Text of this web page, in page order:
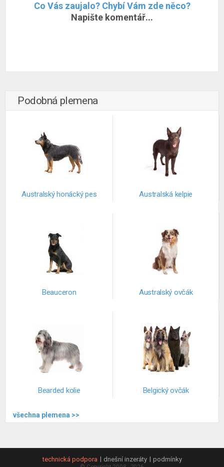
Co Vás zaujalo? Chybí Vám zde něco?
Napište komentář...
Podobná plemena
Australský honácký pes Australská kelpie
Beauceron Australský ovčák
Bearded kolie Belgický ovčák
všechna plemena >>
technická podpora dnešní inzeráty podmínky